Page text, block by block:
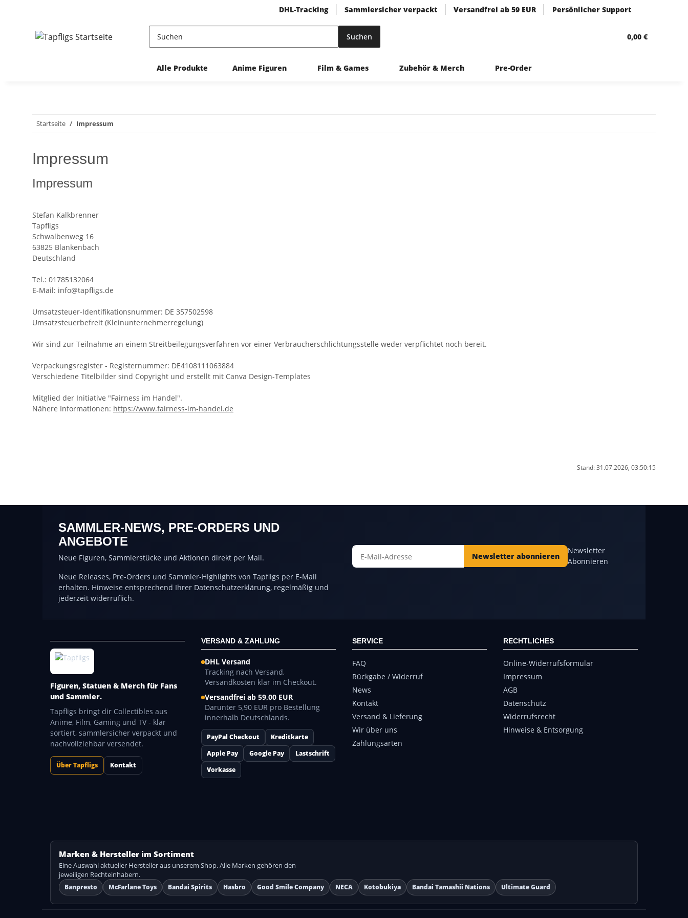
DHL-Tracking Sammlersicher verpackt Versandfrei ab 59 EUR Persönlicher Support
Suchen 0,00 €
Alle Produkte Anime Figuren Film & Games Zubehör & Merch Pre-Order
Startseite Impressum
Impressum
Impressum
Stefan Kalkbrenner
Tapfligs
Schwalbenweg 16
63825 Blankenbach
Deutschland
Tel.: 01785132064
E-Mail: info@tapfligs.de
Umsatzsteuer-Identifikationsnummer: DE 357502598
Umsatzsteuerbefreit (Kleinunternehmerregelung)
Wir sind zur Teilnahme an einem Streitbeilegungsverfahren vor einer Verbraucherschlichtungsstelle weder verpflichtet noch bereit.
Verpackungsregister - Registernummer: DE4108111063884
Verschiedene Titelbilder sind Copyright und erstellt mit Canva Design-Templates
Mitglied der Initiative "Fairness im Handel".
Nähere Informationen: https://www.fairness-im-handel.de
Stand: 31.07.2026, 03:50:15
SAMMLER-NEWS, PRE-ORDERS UND
ANGEBOTE
Neue Figuren, Sammlerstücke und Aktionen direkt per Mail.
Neue Releases, Pre-Orders und Sammler-Highlights von Tapfligs per E-Mail
erhalten. Hinweise entsprechend Ihrer Datenschutzerklärung, regelmäßig und
jederzeit widerruflich.
Newsletter abonnieren
Newsletter
Abonnieren
VERSAND & ZAHLUNG
DHL Versand
Tracking nach Versand,
Versandkosten klar im Checkout.
Versandfrei ab 59,00 EUR
Darunter 5,90 EUR pro Bestellung
innerhalb Deutschlands.
PayPal Checkout
Kreditkarte
Apple Pay
Google Pay
Lastschrift
Vorkasse
SERVICE
FAQ
Rückgabe / Widerruf
News
Kontakt
Versand & Lieferung
Wir über uns
Zahlungsarten
RECHTLICHES
Online-Widerrufsformular
Impressum
AGB
Datenschutz
Widerrufsrecht
Hinweise & Entsorgung
Figuren, Statuen & Merch für Fans
und Sammler.
Tapfligs bringt dir Collectibles aus
Anime, Film, Gaming und TV - klar
sortiert, sammlersicher verpackt und
nachvollziehbar versendet.
Über Tapfligs Kontakt
Marken & Hersteller im Sortiment
Eine Auswahl aktueller Hersteller aus unserem Shop. Alle Marken gehören den
jeweiligen Rechteinhabern.
Banpresto McFarlane Toys Bandai Spirits Hasbro Good Smile Company NECA Kotobukiya Bandai Tamashii Nations Ultimate Guard